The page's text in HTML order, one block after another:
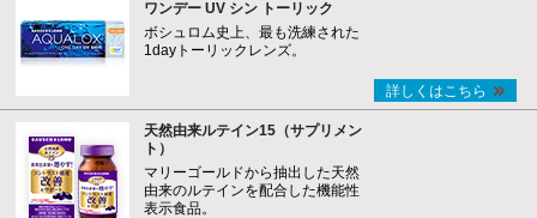
ワンデー UV シン トーリック
ボシュロム史上、最も洗練された
1dayトーリックレンズ。
詳しくはこちら
天然由来ルテイン15（サプリメン
ト）
マリーゴールドから抽出した天然
由来のルテインを配合した機能性
表示食品。